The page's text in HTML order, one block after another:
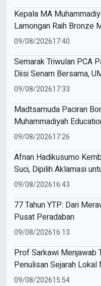
Kepala MA
Lamongan Raih Bronze
Jawa Timur pada ME
09/08/202617:40
Semarak Triwulan PCA
Diisi Senam Bersama,
Pemeriksaan Kesehatan,
09/08/202617:33
Madtsamuda Paciran
Muhammadiyah
09/08/202617:26
Afnan Hadikusumo
Suci, Dipilih Aklamasi
2031
09/08/202616:43
77 Tahun YTP: Dari
Pusat Peradaban
09/08/202616:13
Prof Sarkawi Menjawab
Penulisan Sejarah Lokal
09/08/202615:54